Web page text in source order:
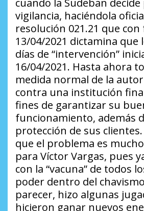
cuando la Sudeban
vigilancia, haciéndola
resolución 021.21 que con
13/04/2021 dictamina que
días de “intervención”
16/04/2021. Hasta ahora
medida normal de la
contra una institución
fines de garantizar su
funcionamiento, además
protección de sus
que el problema es
para Víctor Vargas, pues
con la “vacuna” de todos
poder dentro del
parecer, hizo algunas
hicieron ganar nuevos